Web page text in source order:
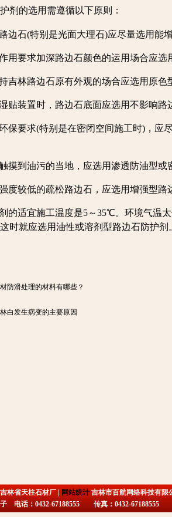
剂的选用需遵循以下原则：
边石(特别是光面大理石)应尽量选用能
用要求加深路边石颜色的运用场合应选
吉林路边石原有外观的场合应选用原色
贴装置时，路边石底面应选用不影响路
保要求(特别是在密闭空间施工时)，应
摸到油污的当地，应选用渗透防油型或
度较低的疏松路边石，应选用增强型路
的适宜施工温度是5～35℃。环境气温
时就应选用油性或溶剂型路边石防护剂
防滑处理的材料有哪些？
白发生病变的主要原因
林省天柱石材厂 | 网站统计吉林市百航网络科技有限
子 电话：0432-67188555 传真：0432-67188555